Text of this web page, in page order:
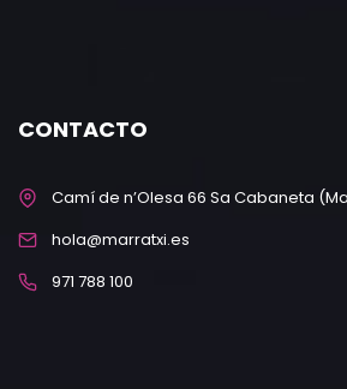
CONTACTO
Camí de n’Olesa 66 Sa Cabaneta
hola@marratxi.es
971 788 100